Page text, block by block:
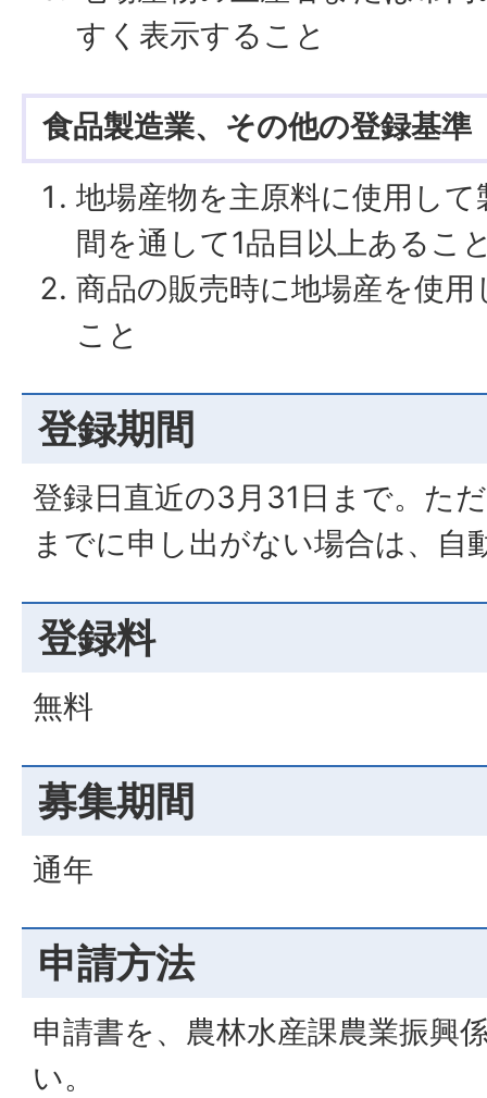
すく表示すること
食品製造業、その他の登録基準
地場産物を主原料に使用し
間を通して1品目以上あるこ
商品の販売時に地場産を使
こと
登録期間
登録日直近の3月31日まで。た
までに申し出がない場合は、自
登録料
無料
募集期間
通年
申請方法
申請書を、農林水産課農業振興
い。